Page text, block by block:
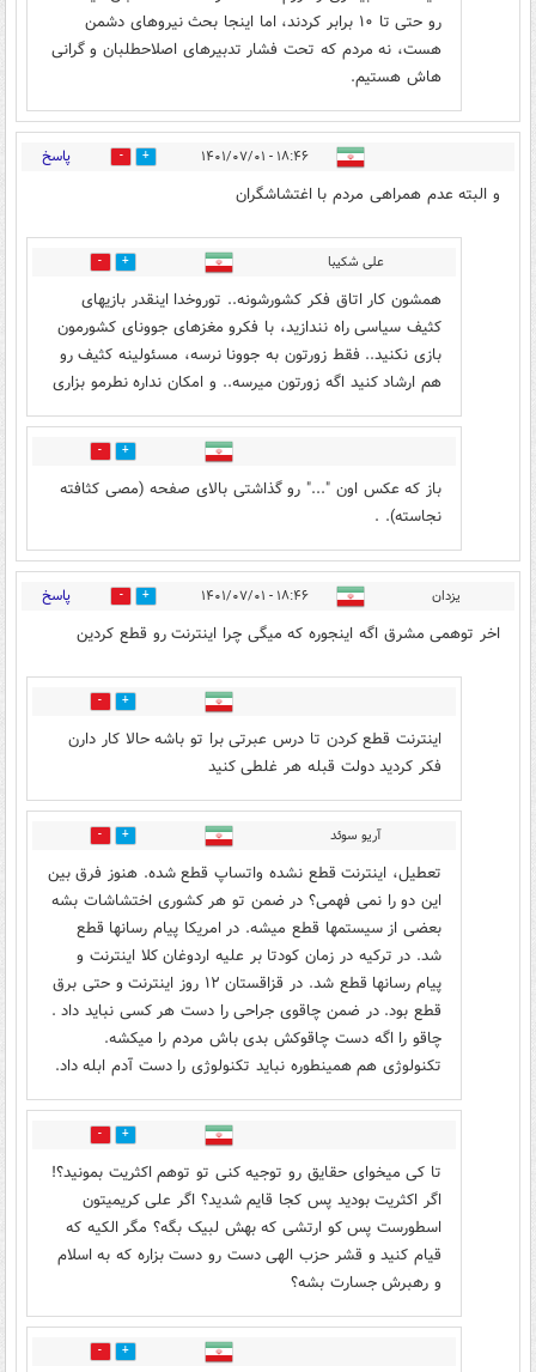
رو حتی تا ۱۰ برابر کردند، اما اینجا بحث نیروهای دشمن
هست، نه مردم که تحت فشار تدبیرهای اصلاحطلبان و گرانی
هاش هستیم.
۱۸:۴۶ - ۱۴۰۱/۰۷/۰۱ 40 پاسخ
و البته عدم همراهی مردم با اغتشاشگران
علی شکیبا 4
همشون کار اتاق فکر کشورشونه.. توروخدا اینقدر بازیهای
کثیف سیاسی راه نندازید، با فکرو مغزهای جوونای کشورمون
بازی نکنید.. فقط زورتون به جوونا نرسه، مسئولینه کثیف رو
هم ارشاد کنید اگه زورتون میرسه.. و امکان نداره نطرمو بزاری
5
باز که عکس اون "..." رو گذاشتی بالای صفحه (مصی کثافته
نجاسته). .
یزدان ۱۸:۴۶ - ۱۴۰۱/۰۷/۰۱ 70 پاسخ
اخر توهمی مشرق اگه اینجوره که میگی چرا اینترنت رو قطع کردین
42
اینترنت قطع کردن تا درس عبرتی برا تو باشه حالا کار دارن
فکر کردید دولت قبله هر غلطی کنید
آریو سوئد 56
تعطیل، اینترنت قطع نشده واتساپ قطع شده. هنوز فرق بین
این دو را نمی فهمی؟ در ضمن تو هر کشوری اختشاشات بشه
بعضی از سیستمها قطع میشه. در امریکا پیام رسانها قطع
شد. در ترکیه در زمان کودتا بر علیه اردوغان کلا اینترنت و
پیام رسانها قطع شد. در قزاقستان ۱۲ روز اینترنت و حتی برق
قطع بود. در ضمن چاقوی جراحی را دست هر کسی نباید داد .
چاقو را اگه دست چاقوکش بدی باش مردم را میکشه.
تکنولوژی هم همینطوره نباید تکنولوژی را دست آدم ابله داد.
43
تا کی میخوای حقایق رو توجیه کنی تو توهم اکثریت بمونید؟!
اگر اکثریت بودید پس کجا قایم شدید؟ اگر علی کریمیتون
اسطورست پس کو ارتشی که بهش لبیک بگه؟ مگر الکیه که
قیام کنید و قشر حزب الهی دست رو دست بزاره که به اسلام
و رهبرش جسارت بشه؟
34